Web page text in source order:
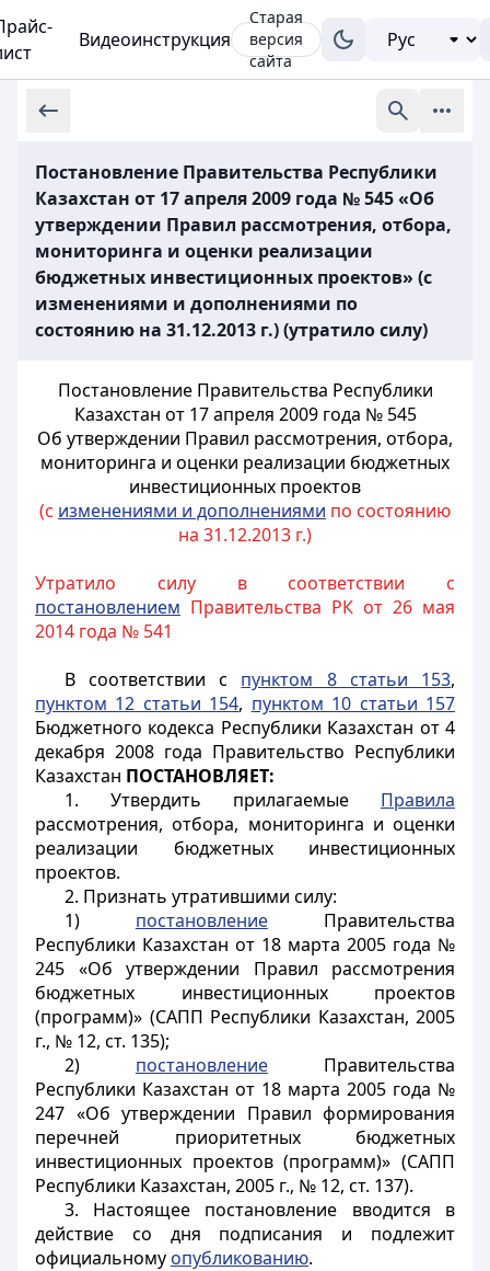
Видеоинструкция
Старая
версия
сайта
Постановление Правительства Республики
Казахстан от 17 апреля 2009 года № 545 «Об
утверждении Правил рассмотрения, отбора,
мониторинга и оценки реализации
бюджетных инвестиционных проектов» (с
изменениями и дополнениями по
состоянию на 31.12.2013 г.) (утратило силу)
Постановление Правительства Республики
Казахстан от 17 апреля 2009 года № 545
Об утверждении Правил рассмотрения, отбора,
мониторинга и оценки реализации бюджетных
инвестиционных проектов
(с изменениями и дополнениями по состоянию
на 31.12.2013 г.)
Утратило силу в соответствии с
постановлением Правительства РК от 26 мая
2014 года № 541
В соответствии с пунктом 8 статьи 153,
пунктом 12 статьи 154, пунктом 10 статьи 157
Бюджетного кодекса Республики Казахстан от 4
декабря 2008 года Правительство Республики
Казахстан ПОСТАНОВЛЯЕТ:
1. Утвердить прилагаемые Правила
рассмотрения, отбора, мониторинга и оценки
реализации бюджетных инвестиционных
проектов.
2. Признать утратившими силу:
1) постановлениеПравительства
Республики Казахстан от 18 марта 2005 года №
245 «Об утверждении Правил рассмотрения
бюджетных инвестиционных проектов
(программ)» (САПП Республики Казахстан, 2005
г., № 12, ст. 135);
2) постановлениеПравительства
Республики Казахстан от 18 марта 2005 года №
247 «Об утверждении Правил формирования
перечней приоритетных бюджетных
инвестиционных проектов (программ)» (САПП
Республики Казахстан, 2005 г., № 12, ст. 137).
3. Настоящее постановление вводится в
действие со дня подписания и подлежит
официальному опубликованию.